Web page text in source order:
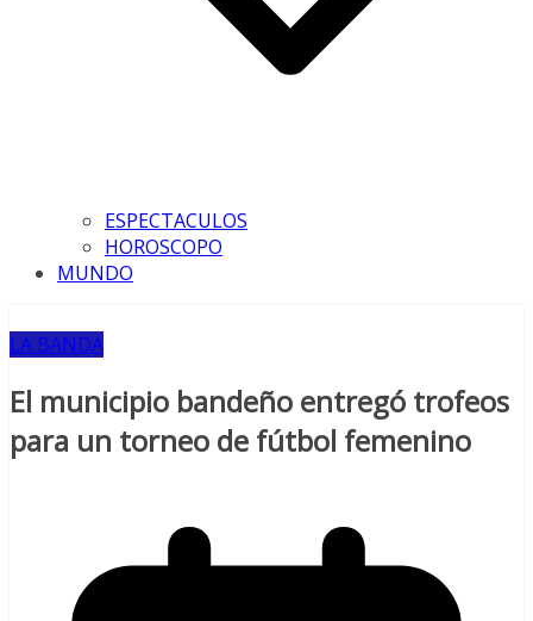
ESPECTACULOS
HOROSCOPO
MUNDO
LA BANDA
El municipio bandeño entregó trofeos
para un torneo de fútbol femenino